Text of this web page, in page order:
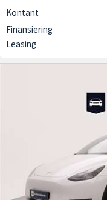
Kontant
Finansiering
Leasing